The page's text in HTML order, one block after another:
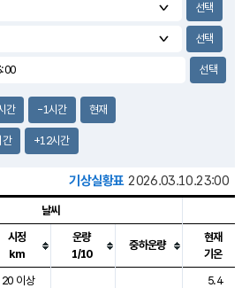
m/s
간 -1시간 현재
+12시간
기상실황표 2026.03.10.23:00
씨, 기온, 강수, 바람, 기압등을 안내한 표입
날씨
시정
km
운량
1/10
중하운량
현재
기온
20 이상
5.4